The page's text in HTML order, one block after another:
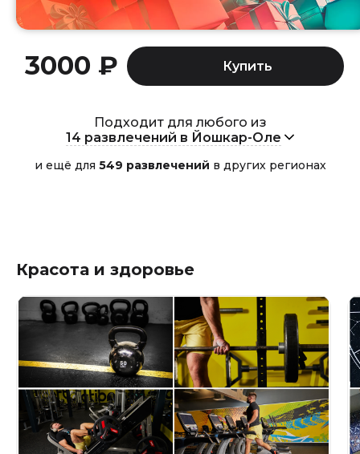
3000 ₽
Подходит для любого из
14 развлечений в Йошкар-Оле
и ещё для 549 развлечений в других регионах
Красота и здоровье